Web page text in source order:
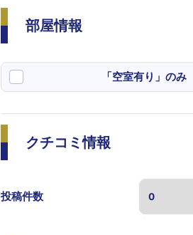
部屋情報
「空室有り」のみ
クチコミ情報
投稿件数